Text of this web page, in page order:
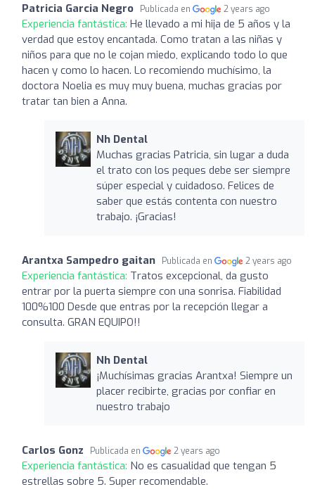
Patricia Garcia Negro Publicada en 2 years ago
Experiencia fantástica: He llevado a mi hija de 5 años y la
verdad que estoy encantada. Como tratan a las niñas y
niños para que no le cojan miedo, explicando todo lo que
hacen y como lo hacen. Lo recomiendo muchísimo, la
doctora Noelia es muy muy buena, muchas gracias por
tratar tan bien a Anna.
Nh Dental
Muchas gracias Patricia, sin lugar a duda
el trato con los peques debe ser siempre
súper especial y cuidadoso. Felices de
saber que estás contenta con nuestro
trabajo. ¡Gracias!
Arantxa Sampedro gaitan Publicada en 2 years ago
Experiencia fantástica: Tratos excepcional, da gusto
entrar por la puerta siempre con una sonrisa. Fiabilidad
100%100 Desde que entras por la recepción llegar a
consulta. GRAN EQUIPO!!
Nh Dental
¡Muchísimas gracias Arantxa! Siempre un
placer recibirte, gracias por confiar en
nuestro trabajo
Carlos Gonz Publicada en 2 years ago
Experiencia fantástica: No es casualidad que tengan 5
estrellas sobre 5. Super recomendable.